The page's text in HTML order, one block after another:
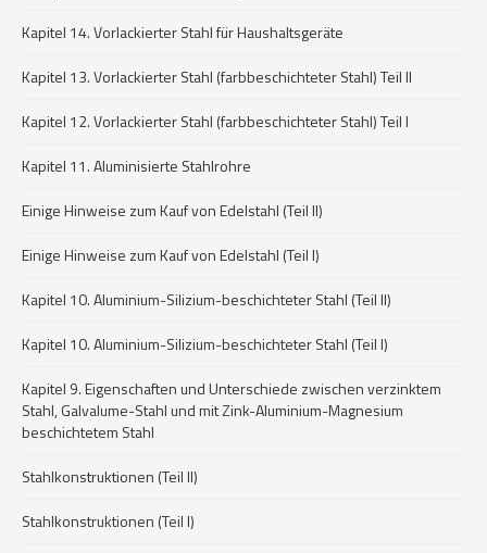
Kapitel 14. Vorlackierter Stahl für Haushaltsgeräte
Kapitel 13. Vorlackierter Stahl (farbbeschichteter Stahl) Teil II
Kapitel 12. Vorlackierter Stahl (farbbeschichteter Stahl) Teil I
Kapitel 11. Aluminisierte Stahlrohre
Einige Hinweise zum Kauf von Edelstahl (Teil II)
Einige Hinweise zum Kauf von Edelstahl (Teil I)
Kapitel 10. Aluminium-Silizium-beschichteter Stahl (Teil II)
Kapitel 10. Aluminium-Silizium-beschichteter Stahl (Teil I)
Kapitel 9. Eigenschaften und Unterschiede zwischen verzinktem
Stahl, Galvalume-Stahl und mit Zink-Aluminium-Magnesium
beschichtetem Stahl
Stahlkonstruktionen (Teil II)
Stahlkonstruktionen (Teil I)